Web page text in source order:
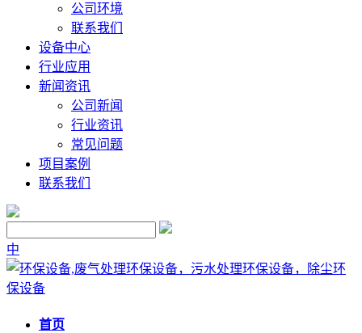
公司环境
联系我们
设备中心
行业应用
新闻资讯
公司新闻
行业资讯
常见问题
项目案例
联系我们
中
首页